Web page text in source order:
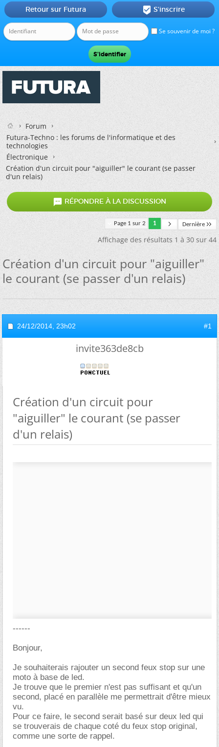
Se souvenir de moi ?
Retour sur Futura  S'inscrire
Forum
Futura-Techno : les forums de l'informatique et des
technologies
Électronique
Création d'un circuit pour "aiguiller" le courant (se passer
d'un relais)
 RÉPONDRE À LA DISCUSSION
Page 1 sur 2 1 Dernière
Affichage des résultats 1 à 30 sur 44
Création d'un circuit pour "aiguiller"
le courant (se passer d'un relais)
24/12/2014, 23h02 #1
invite363de8cb
Création d'un circuit pour
"aiguiller" le courant (se passer
d'un relais)
------
Bonjour,
Je souhaiterais rajouter un second feux stop sur une
moto à base de led.
Je trouve que le premier n'est pas suffisant et qu'un
second, placé en parallèle me permettrait d'être mieux
vu.
Pour ce faire, le second serait basé sur deux led qui
se trouverais de chaque coté du feux stop original,
comme une sorte de rappel.